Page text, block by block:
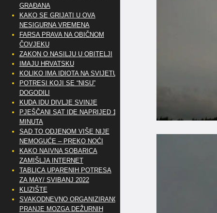
GRAĐANA
KAKO SE GRIJATI U OVA
NESIGURNA VREMENA
FARSA PRAVA NA OBIČNOM
ČOVJEKU
ZAKON O NASILJU U OBITELJI
IMAJU HRVATSKU
KOLIKO IMA IDIOTA NA SVIJETU?
POTRESI KOJI SE “NISU”
DOGODILI
KUDA IDU DIVLJE SVINJE
PJEŠČANI SAT IDE NAPRIJED 10
MINUTA
SAD TO ODJENOM VIŠE NIJE
NEMOGUĆE – PREKO NOĆI
KAKO NAIVNA SOBARICA
ZAMIŠLJA INTERNET
TABLICA UPARENIH POTRESA
ZA MAY/ SVIBANJ 2022
KLIZIŠTE
SVAKODNEVNO ORGANIZIRANO
PRANJE MOZGA DEŽURNIH